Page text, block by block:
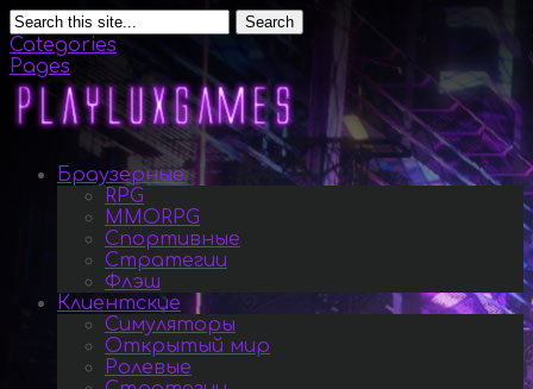
Search
Categories
Pages
Браузерные
RPG
MMORPG
Спортивные
Стратегии
Флэш
Клиентские
Симуляторы
Открытый мир
Ролевые